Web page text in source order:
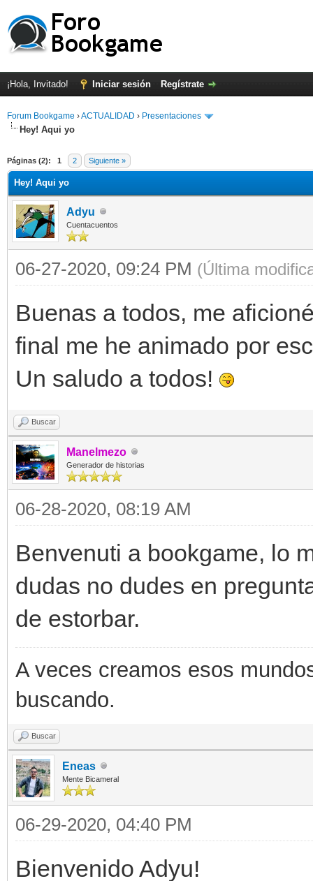
¡Hola, Invitado! Iniciar sesión Regístrate
Forum Bookgame ›ACTUALIDAD › Presentaciones
Hey! Aqui yo
Páginas (2): 1 2 Siguiente »
Hey! Aqui yo
Adyu
Cuentacuentos
06-27-2020, 09:24 PM (Última
Buenas a todos, me
final me he animado por
Un saludo a todos!
Buscar
Manelmezo
Generador de historias
06-28-2020, 08:19 AM
Benvenuti a bookgame, lo
dudas no dudes en
de estorbar.
A veces creamos esos
buscando.
Buscar
Eneas
Mente Bicameral
06-29-2020, 04:40 PM
Bienvenido Adyu!